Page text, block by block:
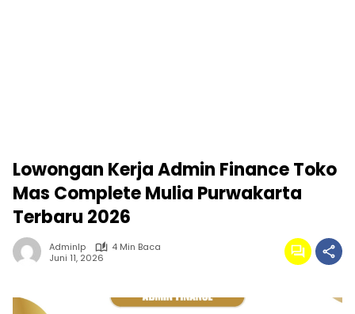
Lowongan Kerja Admin Finance Toko
Mas Complete Mulia Purwakarta
Terbaru 2026
Adminlp
4 Min Baca
Juni 11, 2026